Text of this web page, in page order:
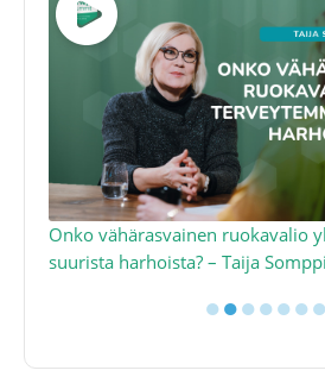
Onko vähärasvainen ruokavalio
suurista harhoista? – Taija Somppi
●●●●●●●